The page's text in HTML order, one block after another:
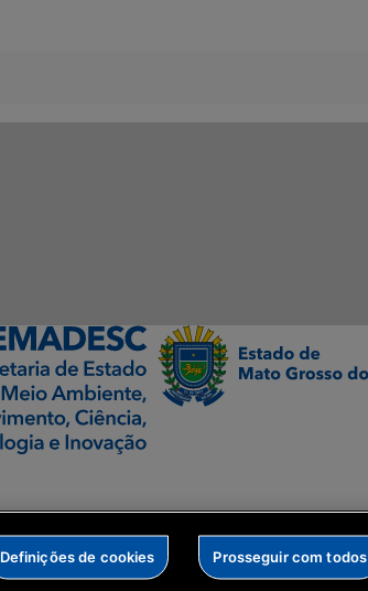
Definições de cookies Prosseguir com todos